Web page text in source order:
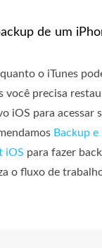
de um
o iTunes
você precisa
iOS para acessar
Backup
iOS para fazer
o fluxo de